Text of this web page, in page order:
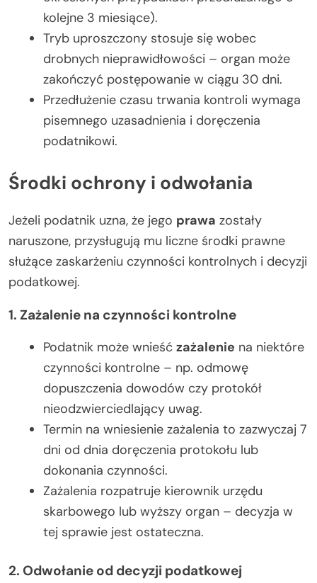
kolejne 3 miesiące).
Tryb uproszczony stosuje się wobec
drobnych nieprawidłowości – organ może
zakończyć postępowanie w ciągu 30 dni.
Przedłużenie czasu trwania kontroli wymaga
pisemnego uzasadnienia i doręczenia
podatnikowi.
Środki ochrony i odwołania
Jeżeli podatnik uzna, że jego prawa zostały
naruszone, przysługują mu liczne środki prawne
służące zaskarżeniu czynności kontrolnych i decyzji
podatkowej.
1. Zażalenie na czynności kontrolne
Podatnik może wnieść zażalenie na niektóre
czynności kontrolne – np. odmowę
dopuszczenia dowodów czy protokół
nieodzwierciedlający uwag.
Termin na wniesienie zażalenia to zazwyczaj 7
dni od dnia doręczenia protokołu lub
dokonania czynności.
Zażalenia rozpatruje kierownik urzędu
skarbowego lub wyższy organ – decyzja w
tej sprawie jest ostateczna.
2. Odwołanie od decyzji podatkowej